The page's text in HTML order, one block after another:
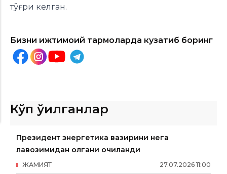
тўғри келган.
Бизни ижтимоий тармоқларда кузатиб боринг
Кўп ўқилганлар
Президент энергетика вазирини нега
лавозимидан олгани очиқланди
27.07.2026 11:00
ЖАМИЯТ